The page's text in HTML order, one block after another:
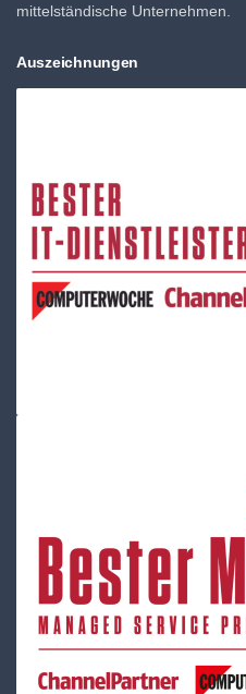
mittelständische Unternehmen.
Auszeichnungen